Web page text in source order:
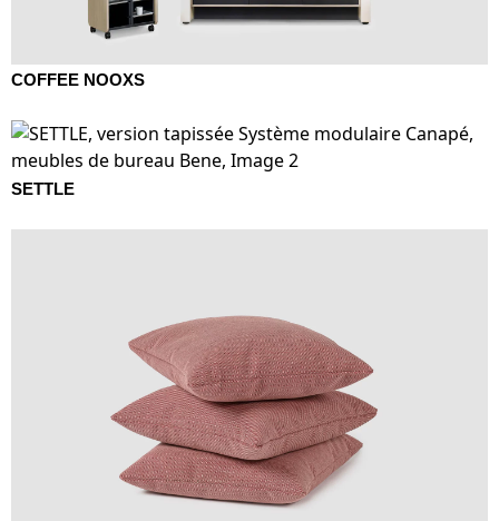
COFFEE NOOXS
SETTLE